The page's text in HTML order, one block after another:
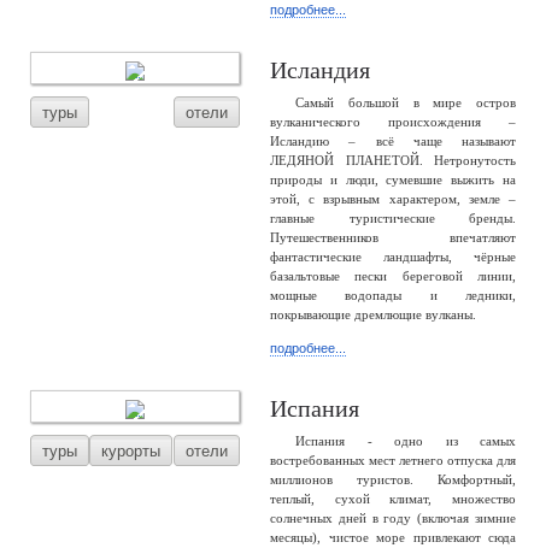
подробнее...
туры отели
Исландия
Самый большой в мире остров
вулканического происхождения –
Исландию – всё чаще называют
ЛЕДЯНОЙ ПЛАНЕТОЙ. Нетронутость
природы и люди, сумевшие выжить на
этой, с взрывным характером, земле –
главные туристические бренды.
Путешественников впечатляют
фантастические ландшафты, чёрные
базальтовые пески береговой линии,
мощные водопады и ледники,
покрывающие дремлющие вулканы.
подробнее...
туры курорты отели
Испания
Испания - одно из самых
востребованных мест летнего отпуска для
миллионов туристов. Комфортный,
теплый, сухой климат, множество
солнечных дней в году (включая зимние
месяцы), чистое море привлекают сюда